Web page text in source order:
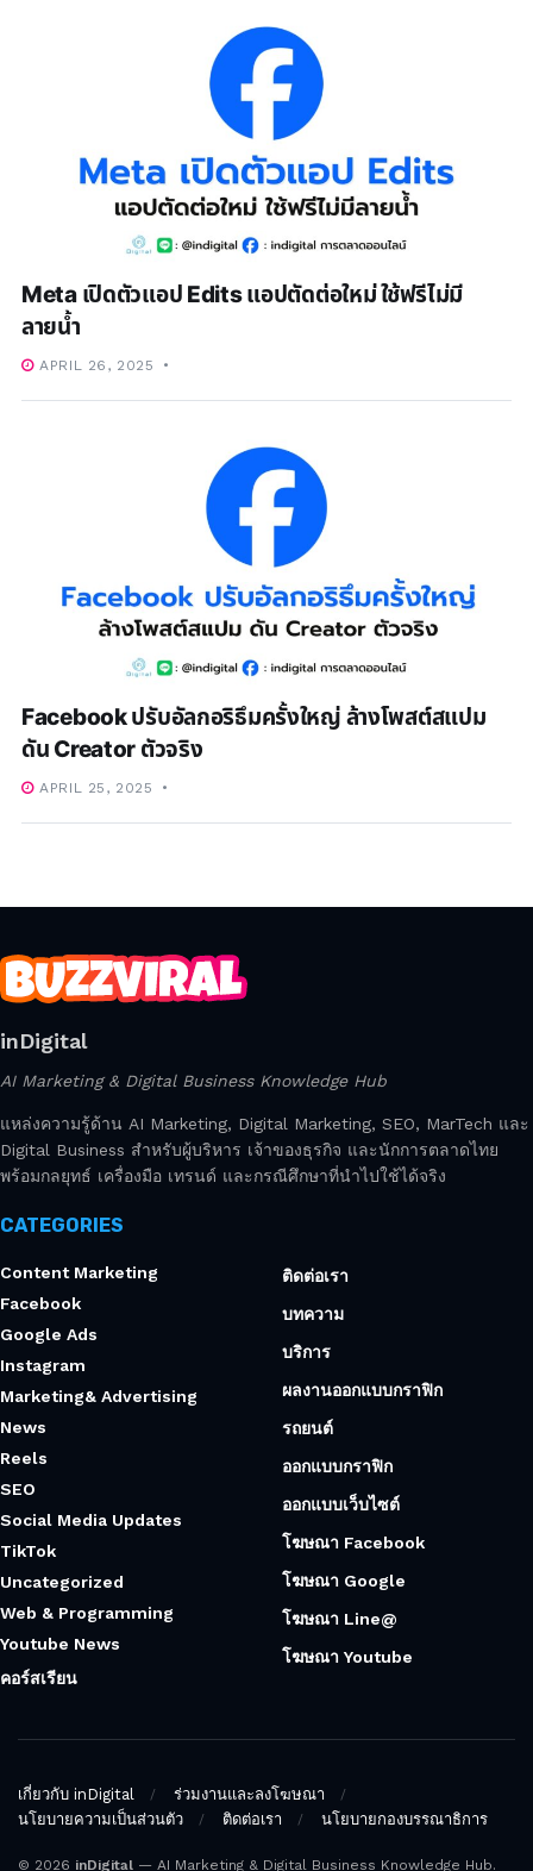
Meta เปิดตัวแอป Edits แอปตัดต่อใหม่ ใช้ฟรีไม่มี
ลายน้ำ
APRIL 26, 2025
Facebook ปรับอัลกอริธึมครั้งใหญ่ ล้างโพสต์สแปม
ดัน Creator ตัวจริง
APRIL 25, 2025
inDigital
AI Marketing & Digital Business Knowledge Hub
แหล่งความรู้ด้าน AI Marketing, Digital Marketing, SEO, MarTech และ
Digital Business สำหรับผู้บริหาร เจ้าของธุรกิจ และนักการตลาดไทย
พร้อมกลยุทธ์ เครื่องมือ เทรนด์ และกรณีศึกษาที่นำไปใช้ได้จริง
CATEGORIES
Content Marketing
Facebook
Google Ads
Instagram
Marketing& Advertising
News
Reels
SEO
Social Media Updates
TikTok
Uncategorized
Web & Programming
Youtube News
คอร์สเรียน
ติดต่อเรา
บทความ
บริการ
ผลงานออกแบบกราฟิก
รถยนต์
ออกแบบกราฟิก
ออกแบบเว็บไซต์
โฆษณา Facebook
โฆษณา Google
โฆษณา Line@
โฆษณา Youtube
เกี่ยวกับ inDigital
ร่วมงานและลงโฆษณา
นโยบายความเป็นส่วนตัว
ติดต่อเรา นโยบายกองบรรณาธิการ
© 2026 inDigital — AI Marketing & Digital Business Knowledge Hub.